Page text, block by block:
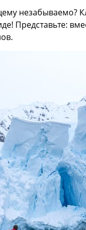
незабываемо?
Представьте: